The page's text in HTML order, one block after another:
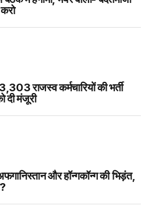
राजस्व कर्मचारियों की भर्ती
दी मंजूरी
और हॉन्गकॉन्ग की भिड़ंत,